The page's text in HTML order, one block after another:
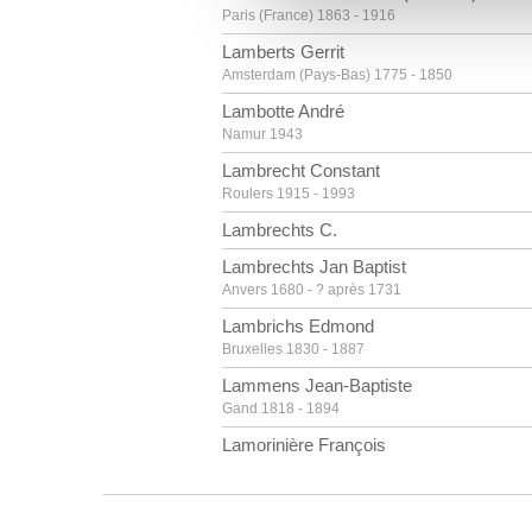
vous leur avez fournies ou
Paris (France) 1863 - 1916
Lamberts Gerrit
Amsterdam (Pays-Bas) 1775 - 1850
Lambotte André
Namur 1943
Lambrecht Constant
Roulers 1915 - 1993
Lambrechts C.
Lambrechts Jan Baptist
Anvers 1680 - ? après 1731
Lambrichs Edmond
Bruxelles 1830 - 1887
Lammens Jean-Baptiste
Gand 1818 - 1894
Lamorinière François